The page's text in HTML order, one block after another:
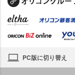
PC版に切り替え